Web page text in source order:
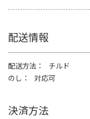
配送情報
配送方法
チルド
のし
対応可
決済方法